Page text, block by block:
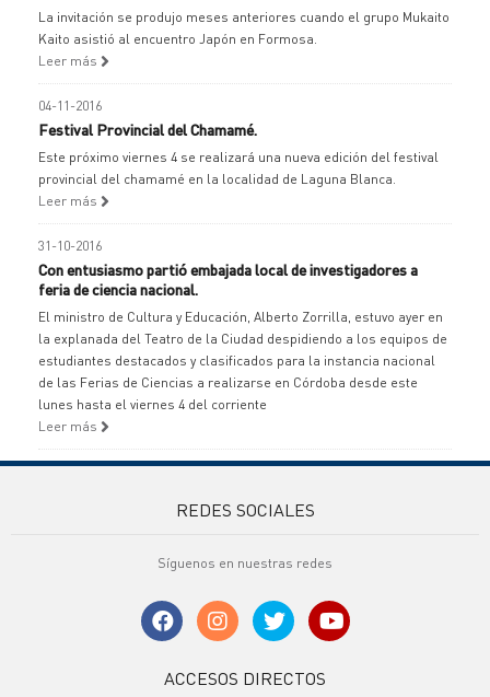
La invitación se produjo meses anteriores cuando el grupo Mukaito
Kaito asistió al encuentro Japón en Formosa.
Leer más
04-11-2016
Festival Provincial del Chamamé.
Este próximo viernes 4 se realizará una nueva edición del festival
provincial del chamamé en la localidad de Laguna Blanca.
Leer más
31-10-2016
Con entusiasmo partió embajada local de investigadores a
feria de ciencia nacional.
El ministro de Cultura y Educación, Alberto Zorrilla, estuvo ayer en
la explanada del Teatro de la Ciudad despidiendo a los equipos de
estudiantes destacados y clasificados para la instancia nacional
de las Ferias de Ciencias a realizarse en Córdoba desde este
lunes hasta el viernes 4 del corriente
Leer más
REDES SOCIALES
Síguenos en nuestras redes
ACCESOS DIRECTOS